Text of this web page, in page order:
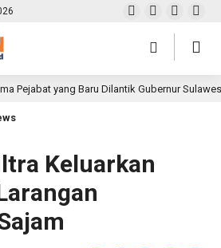
Pejabat yang Baru Dilantik Gubernur
Keluarkan